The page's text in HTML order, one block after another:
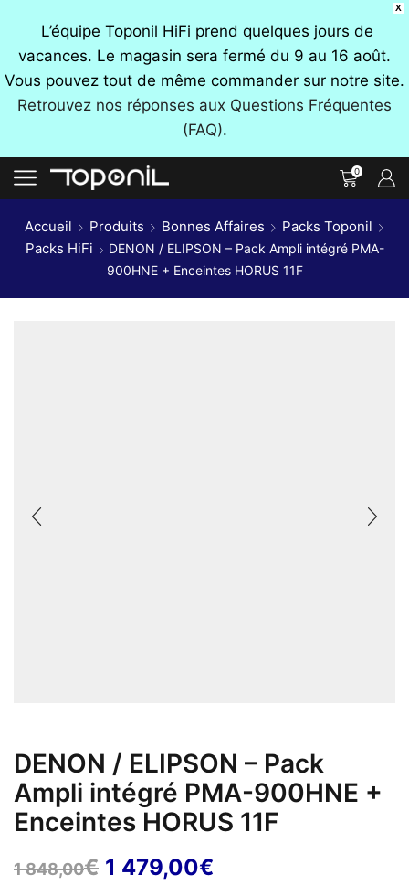
X
L’équipe Toponil HiFi prend quelques jours de
vacances. Le magasin sera fermé du 9 au 16 août.
Vous pouvez tout de même commander sur notre site.
Retrouvez nos réponses aux Questions Fréquentes
(FAQ).
0
Accueil Produits Bonnes Affaires
Packs Toponil
Packs HiFi
DENON / ELIPSON – Pack Ampli intégré PMA-
900HNE + Enceintes HORUS 11F
DENON / ELIPSON – Pack
Ampli intégré PMA-900HNE +
Enceintes HORUS 11F
1 848,00€ Le
1 479,00€